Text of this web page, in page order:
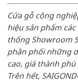
Cửa gỗ công
hiệu sản phẩm
thống Showroom
phân phối những
cao, giá thành
Trên hết,